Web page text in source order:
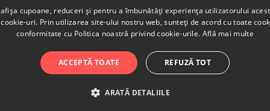
500
cupoane, reduceri și pentru a îmbunătăți experiența utilizatorului
uri. Prin utilizarea site-ului nostru web, sunteți de acord cu toate
conformitate cu Politica noastră privind cookie-urile. Află mai multe
ACCEPTĂ TOATE REFUZĂ TOT
ARATĂ DETALIILE